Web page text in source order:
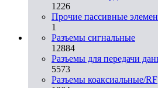
1226
Прочие пассивные
1
Разъeмы сигнальные
12884
Разъeмы для передачи
5573
Разъeмы коаксиальные/RF